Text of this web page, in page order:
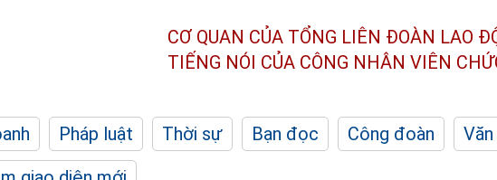
CƠ QUAN CỦA TỔNG LIÊN ĐOÀN LAO
TIẾNG NÓI CỦA CÔNG NHÂN VIÊN
Pháp luật Thời sự Bạn đọc Công đoàn